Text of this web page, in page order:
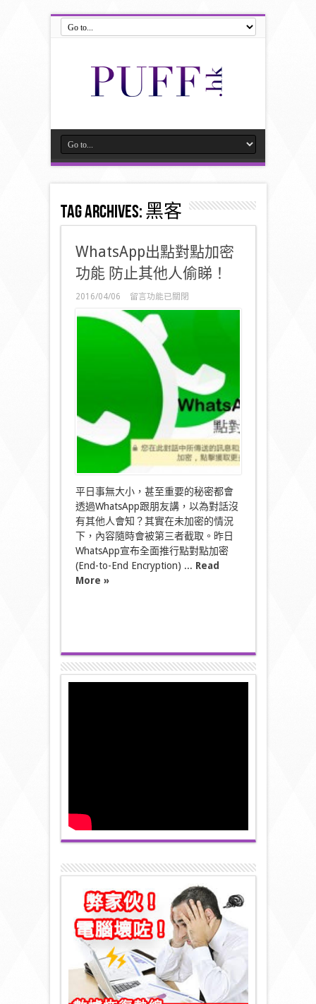
Tag Archives:黑客
WhatsApp出點對點加密
功能 防止其他人偷睇！
2016/04/06
在
〈WhatsApp
出
點
對
止
其
他
人
睇！〉
留言功能已關閉
平日事無大小，甚至重要的秘密都會
透過WhatsApp跟朋友講，以為對話沒
有其他人會知？其實在未加密的情況
下，內容隨時會被第三者截取。昨日
WhatsApp宣布全面推行點對點加密
(End-to-End Encryption) ... Read
More »